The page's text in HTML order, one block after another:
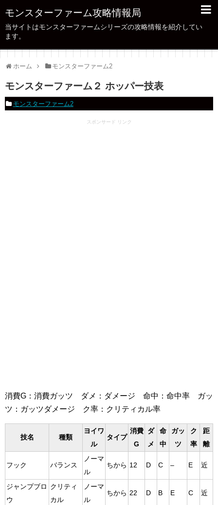
モンスターファーム攻略情報局
当サイトはモンスターファームシリーズの攻略情報を紹介してい
ます。
ホーム モンスターファーム2
モンスターファーム２ ホッパー技表
モンスターファーム2
スポンサード リンク
消費G：消費ガッツ ダメ：ダメージ 命中：命中率 ガッ
ツ：ガッツダメージ ク率：クリティカル率
技名 種類
ヨイワ
ル
タイプ
消費
G
ダ
メ
命
中
ガッ
ツ
ク
率
距
離
フック バランス
ノーマ
ル
ちから 12 D C – E 近
ジャンプブロ
ウ
クリティ
カル
ノーマ
ル
ちから 22 D B E C 近